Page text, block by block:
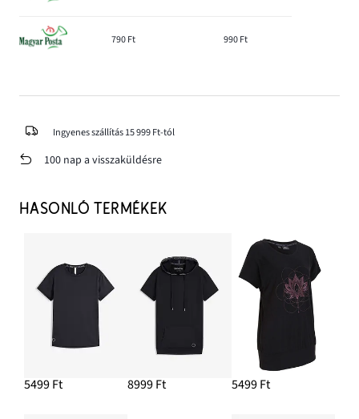
790 Ft 990 Ft
Ingyenes szállítás 15 999 Ft-tól
100 nap a visszaküldésre
HASONLÓ TERMÉKEK
5499 Ft 8999 Ft 5499 Ft